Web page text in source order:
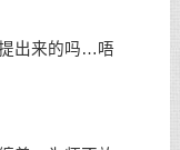
出来的吗…唔